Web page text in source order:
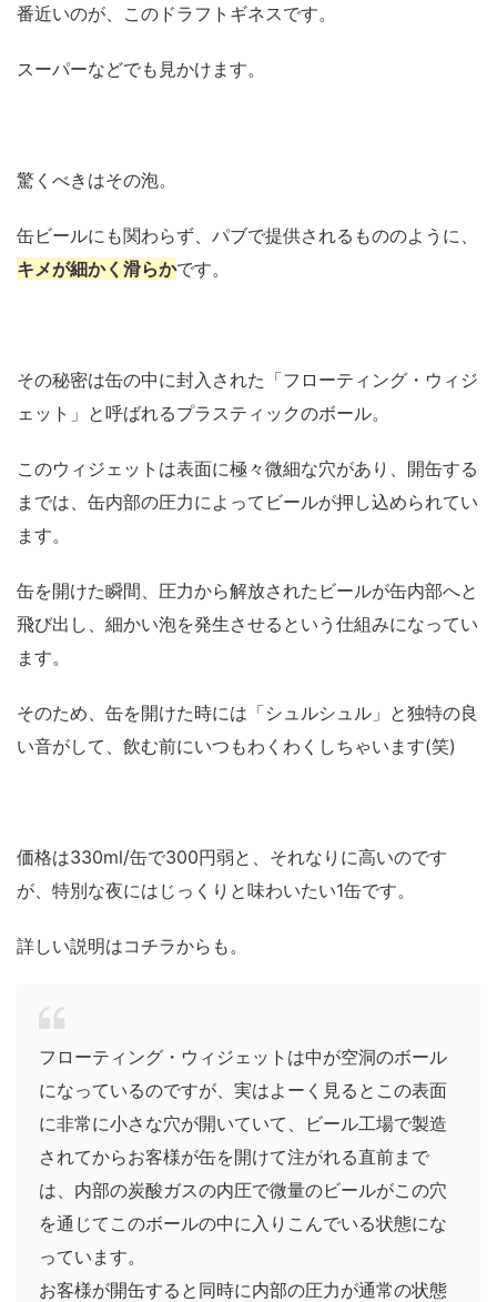
番近いのが、このドラフトギネスです。
スーパーなどでも見かけます。
驚くべきはその泡。
缶ビールにも関わらず、パブで提供されるもののように、
キメが細かく滑らかです。
その秘密は缶の中に封入された「フローティング・ウィジ
ェット」と呼ばれるプラスティックのボール。
このウィジェットは表面に極々微細な穴があり、開缶する
までは、缶内部の圧力によってビールが押し込められてい
ます。
缶を開けた瞬間、圧力から解放されたビールが缶内部へと
飛び出し、細かい泡を発生させるという仕組みになってい
ます。
そのため、缶を開けた時には「シュルシュル」と独特の良
い音がして、飲む前にいつもわくわくしちゃいます(笑)
価格は330ml/缶で300円弱と、それなりに高いのです
が、特別な夜にはじっくりと味わいたい1缶です。
詳しい説明はコチラからも。
フローティング・ウィジェットは中が空洞のボール
になっているのですが、実はよーく見るとこの表面
に非常に小さな穴が開いていて、ビール工場で製造
されてからお客様が缶を開けて注がれる直前まで
は、内部の炭酸ガスの内圧で微量のビールがこの穴
を通じてこのボールの中に入りこんでいる状態にな
っています。
お客様が開缶すると同時に内部の圧力が通常の状態